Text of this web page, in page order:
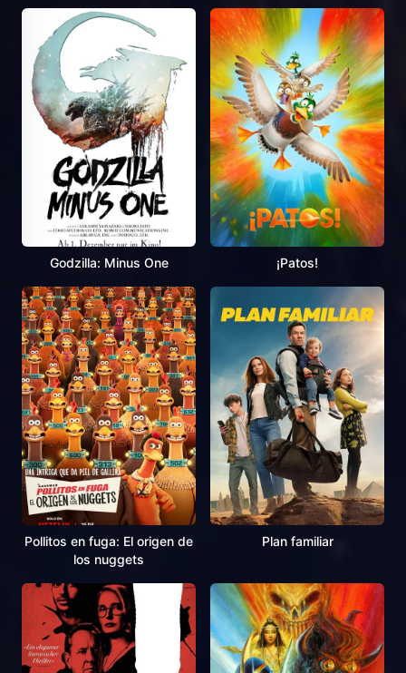
Godzilla: Minus One ¡Patos!
Pollitos en fuga: El origen de
los nuggets
Plan familiar